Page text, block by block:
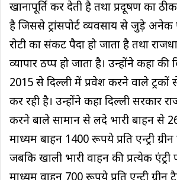
खानापूर्ति कर देती है तथा प्रदूषण का
है जिससे ट्रांसपोर्ट व्यवसाय से जुड़े अनेक
रोटी का संकट पैदा हो जाता है तथा
व्यापार ठप्प हो जाता है। उन्होंने कहा
2015 से दिल्ली में प्रवेश करने वाले ट्रकों
कर रही है। उन्होंने कहा दिल्ली सरकार
करने बाले सामान से लदे भारी बाहन से
माध्यम बाहन 1400 रूपये प्रति एन्ट्री
जबकि खाली भारी वाहन की प्रत्येक